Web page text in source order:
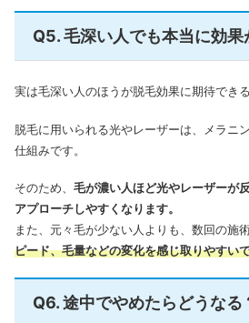
Q5. 毛深い人でも本当に効果
実は毛深い人のほうが脱毛効果に期待でき
脱毛に用いられる光やレーザーは、メラニ
仕組みです。
そのため、 毛が濃い人ほど光やレーザーが
アプローチしやすくなります。
また、元々毛が少ない人よりも、数回の施
ピード、毛量などの変化を感じ取りやすい
Q6. 途中でやめたらどうなる